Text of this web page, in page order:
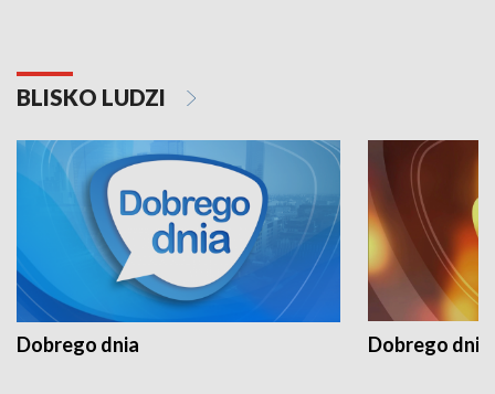
BLISKO LUDZI
Dobrego dnia Dobrego dnia